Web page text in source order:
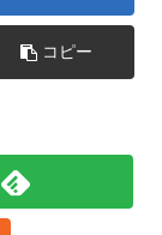
コピー